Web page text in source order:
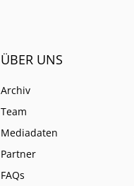
ÜBER UNS
Archiv
Team
Mediadaten
Partner
FAQs